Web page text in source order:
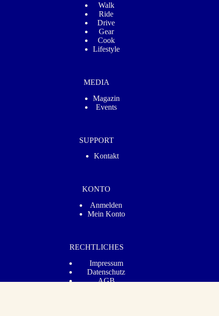
Walk
Ride
Drive
Gear
Cook
Lifestyle
MEDIA
Magazin
Events
SUPPORT
Kontakt
KONTO
Anmelden
Mein Konto
RECHTLICHES
Impressum
Datenschutz­
AGB